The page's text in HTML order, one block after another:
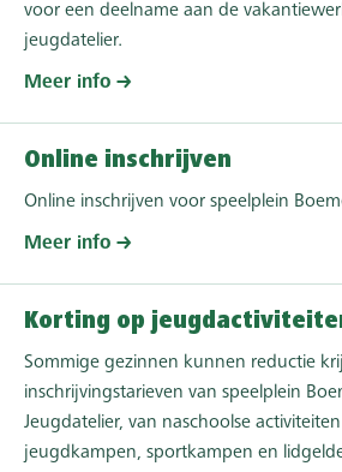
voor een deelname aan de
jeugdatelier.
Meer info
Online inschrijven
Online inschrijven voor speelplein
Meer info
Korting op
Sommige gezinnen kunnen reductie
inschrijvingstarieven van speelplein
Jeugdatelier, van naschoolse
jeugdkampen, sportkampen en